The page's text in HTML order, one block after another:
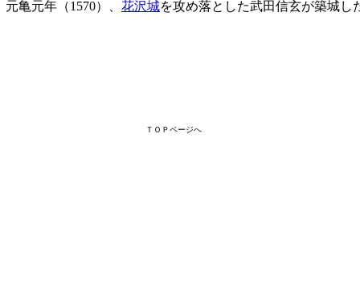
ＴＯＰページへ
元亀元年（1570）、 花沢城を攻め落とした武田信玄が築城し